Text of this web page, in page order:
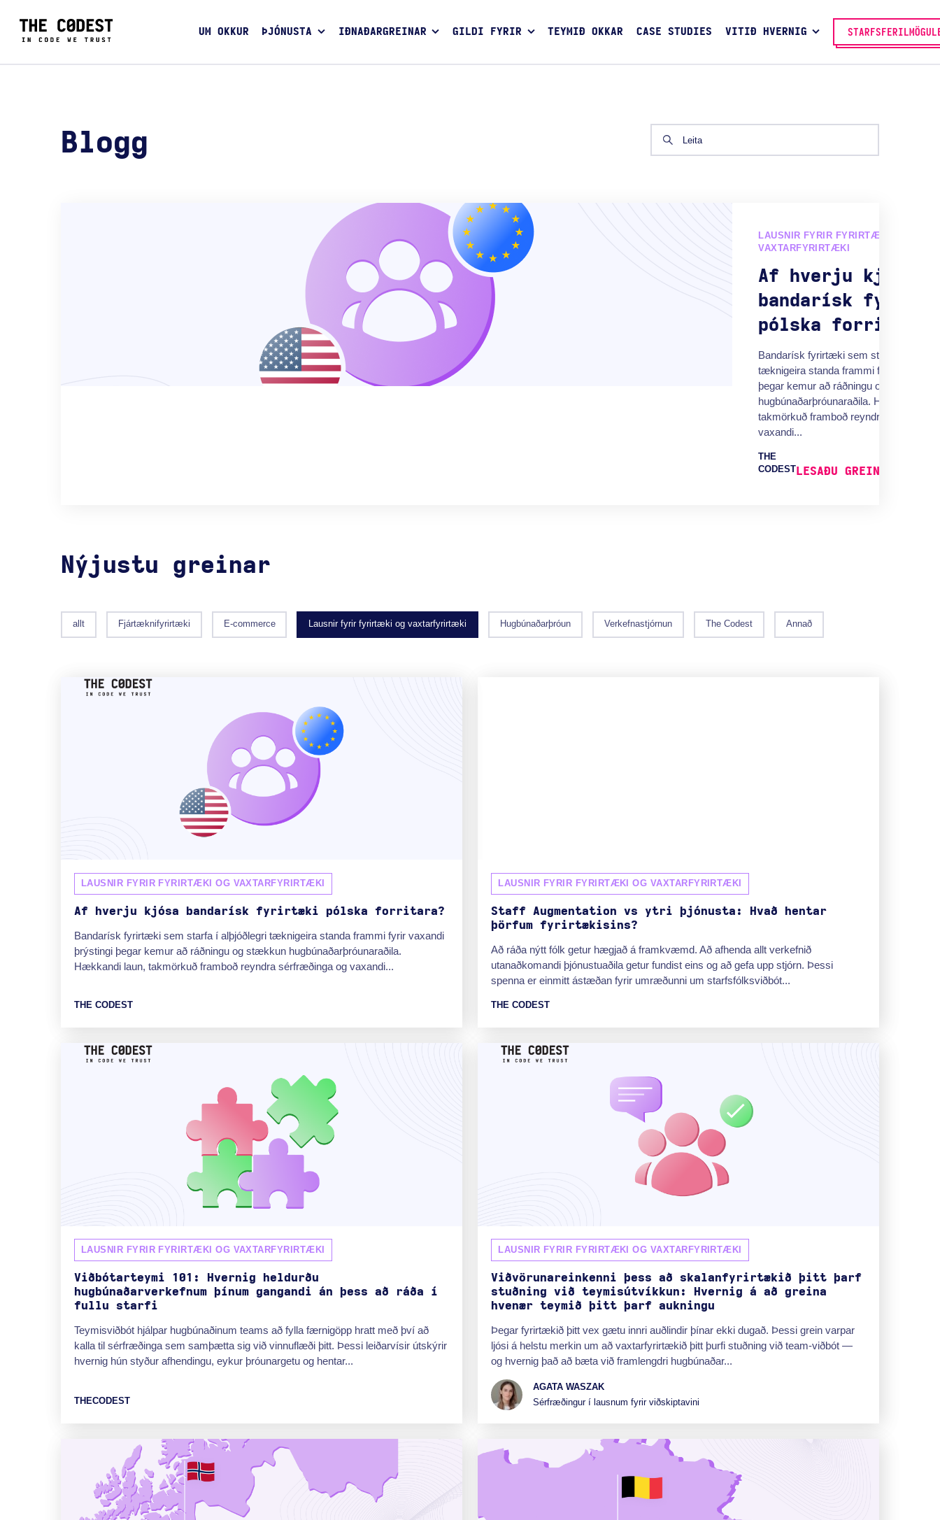
UM OKKUR ÞJÓNUSTA IÐNAÐARGREINAR GILDI FYRIR TEYMIÐ OKKAR CASE STUDIES VITIÐ HVERNIG
Blogg
LAUSNIR FYRIR FYRIRTÆKI OG
VAXTARFYRIRTÆKI
Af hverju kjósa
bandarísk
pólska forritara?
Bandarísk fyrirtæki sem starfa í
tæknigeira standa frammi fyrir vaxandi
þegar kemur að ráðningu og stækkun
hugbúnaðarþróunaraðila. Hækkandi
takmörkuð framboð reyndra
vaxandi...
THE
CODEST LESAÐU GREININA Í
Nýjustu greinar
allt Fjártæknifyrirtæki E-commerce Lausnir fyrir fyrirtæki og vaxtarfyrirtæki Hugbúnaðarþróun Verkefnastjórnun The Codest Annað
LAUSNIR FYRIR FYRIRTÆKI OG VAXTARFYRIRTÆKI
Af hverju kjósa bandarísk fyrirtæki pólska forritara?
Bandarísk fyrirtæki sem starfa í alþjóðlegri tæknigeira standa frammi fyrir vaxandi
þrýstingi þegar kemur að ráðningu og stækkun hugbúnaðarþróunaraðila.
Hækkandi laun, takmörkuð framboð reyndra sérfræðinga og vaxandi...
THE CODEST
LAUSNIR FYRIR FYRIRTÆKI OG VAXTARFYRIRTÆKI
Staff Augmentation vs ytri þjónusta: Hvað hentar
þörfum fyrirtækisins?
Að ráða nýtt fólk getur hægjað á framkvæmd. Að afhenda allt verkefnið
utanaðkomandi þjónustuaðila getur fundist eins og að gefa upp stjórn. Þessi
spenna er einmitt ástæðan fyrir umræðunni um starfsfólksviðbót...
THE CODEST
LAUSNIR FYRIR FYRIRTÆKI OG VAXTARFYRIRTÆKI
Viðbótarteymi 101: Hvernig heldurðu
hugbúnaðarverkefnum þínum gangandi án þess að ráða í
fullu starfi
Teymisviðbót hjálpar hugbúnaðinum teams að fylla færnigöpp hratt með því að
kalla til sérfræðinga sem samþætta sig við vinnuflæði þitt. Þessi leiðarvísir útskýrir
hvernig hún styður afhendingu, eykur þróunargetu og hentar...
THECODEST
LAUSNIR FYRIR FYRIRTÆKI OG VAXTARFYRIRTÆKI
Viðvörunareinkenni þess að skalanfyrirtækið þitt þarf
stuðning við teymisútvíkkun: Hvernig á að greina
hvenær teymið þitt þarf aukningu
Þegar fyrirtækið þitt vex gætu innri auðlindir þínar ekki dugað. Þessi grein varpar
ljósi á helstu merkin um að vaxtarfyrirtækið þitt þurfi stuðning við team-viðbót —
og hvernig það að bæta við framlengdri hugbúnaðar...
AGATA WASZAK
Sérfræðingur í lausnum fyrir viðskiptavini